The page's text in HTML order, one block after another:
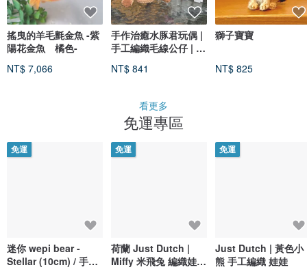
搖曳的羊毛氈金魚 -紫
陽花金魚 橘色-
NT$ 7,066
手作治癒水豚君玩偶 |
手工編織毛線公仔 | 趣
NT$ 841
獅子寶寶
NT$ 825
看更多
免運專區
免運
迷你 wepi bear -
Stellar (10cm) / 手工
免運
荷蘭 Just Dutch |
Miffy 米飛兔 編織娃娃
免運
Just Dutch | 黃色小
熊 手工編織 娃娃